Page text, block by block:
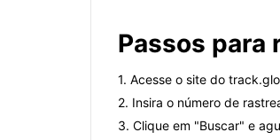
Passos para
1. Acesse o site do
2. Insira o número de
3. Clique em "Buscar" e